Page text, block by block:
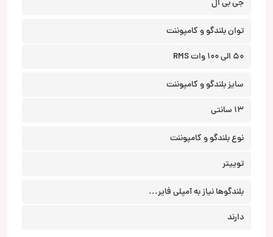
جی‌ بی‌ ال
توان بلندگو و کامپوننت
50 الی 100 وات RMS
سایز بلندگو و کامپوننت
13 سانتی
نوع بلندگو و کامپوننت
توییتر
بلندگوها نیاز به آمپلی فایر...
دارند